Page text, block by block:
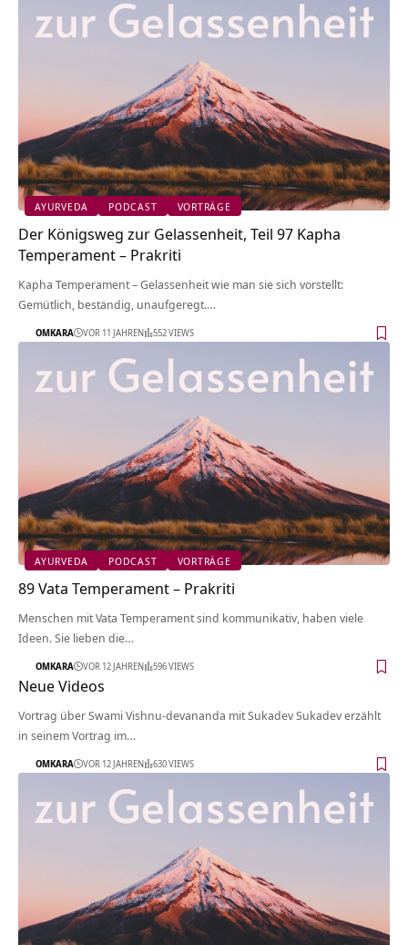
AYURVEDA PODCAST VORTRÄGE
Der Königsweg zur Gelassenheit, Teil 97 Kapha
Temperament – Prakriti
Kapha Temperament – Gelassenheit wie man sie sich vorstellt:
Gemütlich, beständig, unaufgeregt.…
OMKARA VOR 11 JAHREN 552 VIEWS
AYURVEDA PODCAST VORTRÄGE
89 Vata Temperament – Prakriti
Menschen mit Vata Temperament sind kommunikativ, haben viele
Ideen. Sie lieben die…
OMKARA VOR 12 JAHREN 596 VIEWS
Neue Videos
Vortrag über Swami Vishnu-devananda mit Sukadev Sukadev erzählt
in seinem Vortrag im…
OMKARA VOR 12 JAHREN 630 VIEWS